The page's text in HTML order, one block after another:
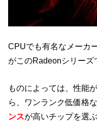
CPUでも有名なメーカ
がこのRadeonシリーズ
ものによっては、性能
ら、ワンランク低価格
ンスが高いチップを選